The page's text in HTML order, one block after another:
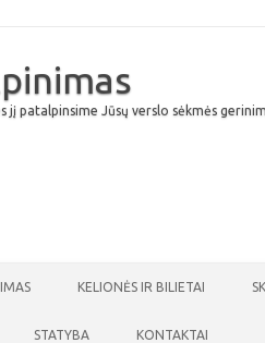
jį patalpinsime Jūsų verslo sėkmės
KELIONĖS IR BILIETAI
STATYBA KONTAKTAI